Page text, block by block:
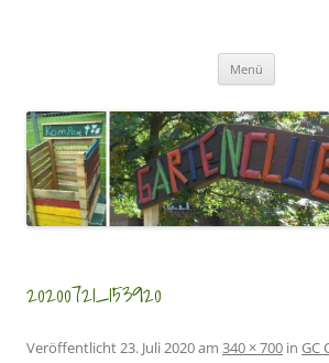
Menü
20200721_153920
Veröffentlicht23. Juli 2020am 340 × 700 in GC